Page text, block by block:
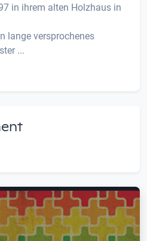
in ihrem alten Holzhaus in
lange versprochenes
...